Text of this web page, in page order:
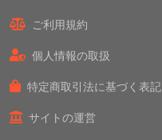
ご利用規約
個人情報の取扱
特定商取引法に基づく表記
サイトの運営